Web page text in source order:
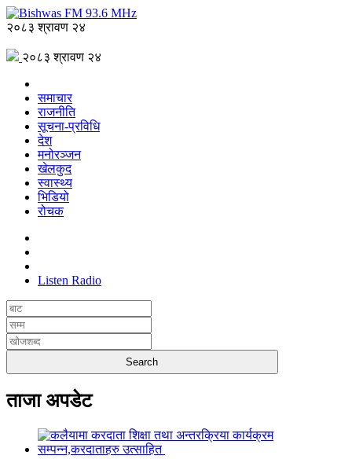
२०८३ श्रावण २४
२०८३ श्रावण २४
समाचार
राजनीति
सूचना-प्रविधि
देश
मनोरञ्जन
खेलकुद
स्वास्थ्य
भिडियो
रोचक
Listen Radio
ताजा अपडेट